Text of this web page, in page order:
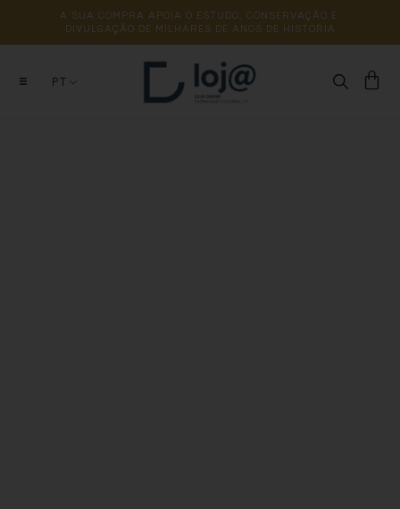
A SUA COMPRA APOIA O ESTUDO, CONSERVAÇÃO E
DIVULGAÇÃO DE MILHARES DE ANOS DE HISTÓRIA
PT